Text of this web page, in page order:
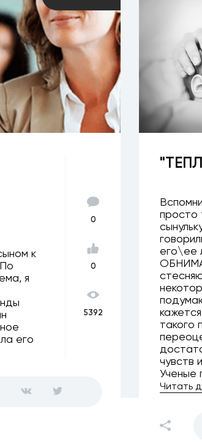
к
я
его
0
0
5392
просто
его\ее
такого
чувств
Ученые
Читать